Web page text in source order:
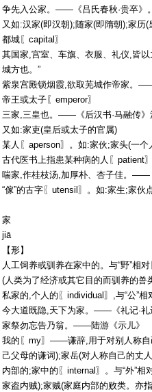
争先入公家。——《吕氏春秋·贵卒》
又如:汉家(即汉朝);随家(即隋朝);家历(
都城〖capital〗
其国家,宫室、车旗、衣服、礼仪,皆
城方也。”
紫泉宫殿锁烟霞,欲取芜城作帝家。——
帝王或太子〖emperor〗
三家,三皇也。——《后汉书·马融传》
又如:家吏(皇后或太子的官属)
某人〖aperson〗。如:家伙;家头(一个
古代医书上指患某种病的人〖patient〗
喘家,作桂枝汤,加厚朴、杏子佳。——
“傢”的古字〖utensil〗。如:家生;家
家
jiā
【形】
人工饲养或驯养在家中的。与“野”相
(人类为了经济或其它目的而驯养的
私家的,个人的〖individual〗,与“公”相
今大道既隐,天下为家。——《礼记·礼
家祭勿忘告乃翁。——陆游《示儿》
我的〖my〗——谦辞,用于对别人称自
己父母的谦词);家岳(对人称自己的丈
内部的;家中的〖internal〗。与“外”相
家盗内贼);家贼(家庭内部的败类。亦